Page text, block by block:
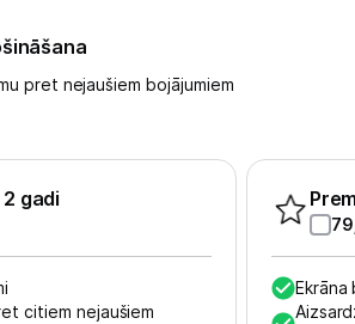
pret nejaušiem bojājumiem
2 gadi
citiem nejaušiem
Ekrāna